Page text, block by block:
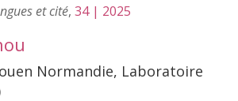
et cité, 34 | 2025
Normandie, Laboratoire